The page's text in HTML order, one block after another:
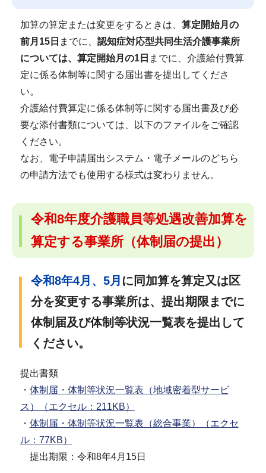
加算の算定または変更をするときは、 算定開始月の
前月15日 までに、 認知症対応型共同生活介護事業所
については、算定開始月の1日 までに、介護給付費算
定に係る体制等に関する届出書を提出してくださ
い。
介護給付費算定に係る体制等に関する届出書及び必
要な添付書類については、以下のファイルをご確認
ください。
なお、電子申請届出システム・電子メールのどちら
の申請方法でも使用する様式は変わりません。
令和8年度介護職員等処遇改善加算を
算定する事業所（体制届の提出）
令和8年4月、5月 に同加算を算定又は区
分を変更する事業所は、提出期限までに
体制届及び体制等状況一覧表を提出して
ください。
提出書類
・ 体制届・体制等状況一覧表（地域密着型サービ
ス）（エクセル：211KB）
・ 体制届・体制等状況一覧表（総合事業）（エクセ
ル：77KB）
提出期限：令和8年4月15日